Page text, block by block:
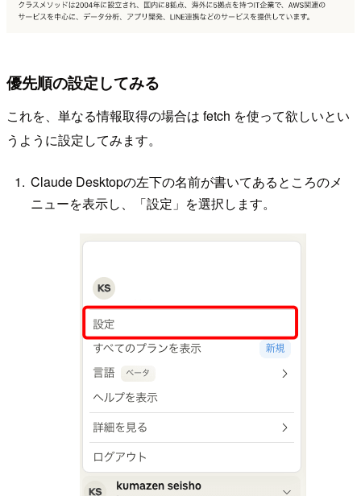
優先順の設定してみる
これを、単なる情報取得の場合は fetch を使って欲しいとい
うように設定してみます。
Claude Desktopの左下の名前が書いてあるところのメ
ニューを表示し、「設定」を選択します。